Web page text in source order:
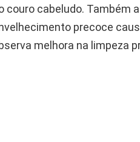
couro cabeludo. Também
precoce
melhora na limpeza